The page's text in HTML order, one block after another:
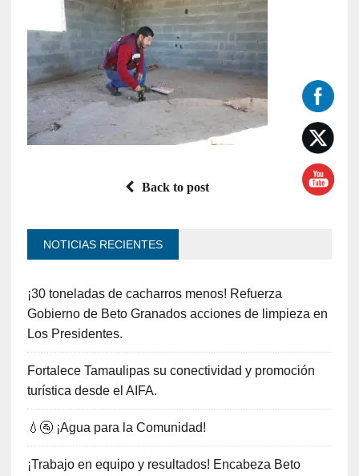
Back to post
NOTICIAS RECIENTES
¡30 toneladas de cacharros menos! Refuerza
Gobierno de Beto Granados acciones de limpieza en
Los Presidentes.
Fortalece Tamaulipas su conectividad y promoción
turística desde el AIFA.
💧🚰 ¡Agua para la Comunidad!
¡Trabajo en equipo y resultados! Encabeza Beto